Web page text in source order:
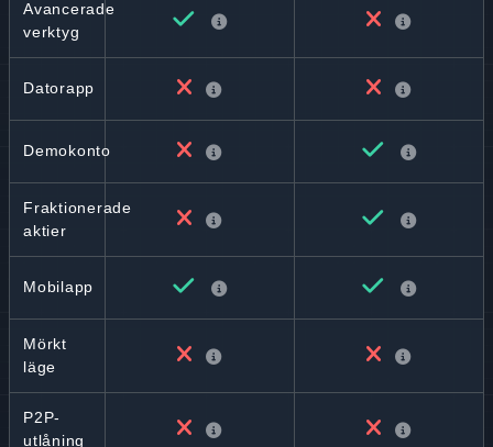
Avancerade
verktyg
Datorapp
Demokonto
Fraktionerade
aktier
Mobilapp
Mörkt
läge
P2P-
utlåning